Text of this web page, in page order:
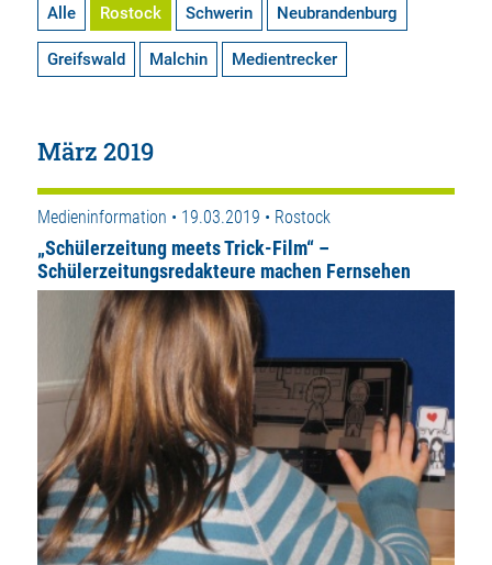
Alle Rostock Schwerin Neubrandenburg
Greifswald Malchin Medientrecker
März 2019
Medieninformation • 19.03.2019 • Rostock
„Schülerzeitung meets Trick-Film“ –
Schülerzeitungsredakteure machen Fernsehen